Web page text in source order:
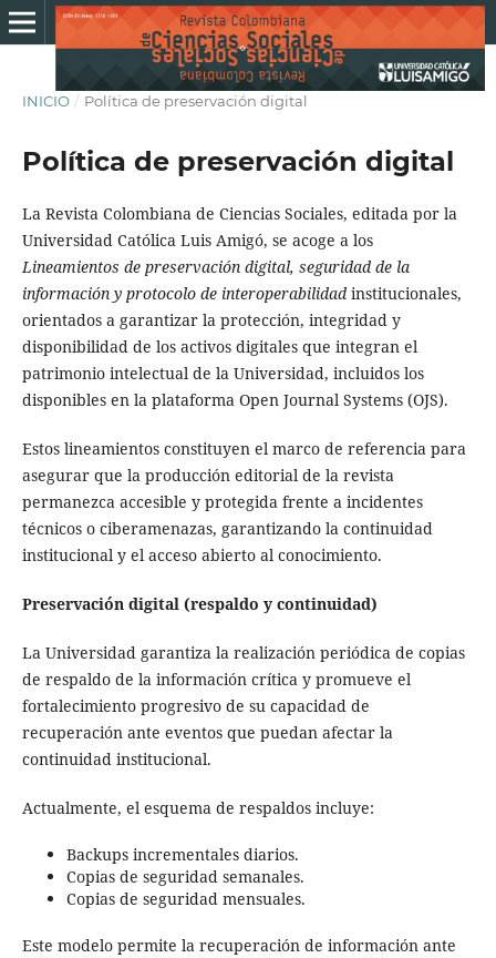
INICIO / Política de preservación digital
Política de preservación digital
La Revista Colombiana de Ciencias Sociales, editada por la
Universidad Católica Luis Amigó, se acoge a los
Lineamientos de preservación digital, seguridad de la
información y protocolo de interoperabilidadinstitucionales,
orientados a garantizar la protección, integridad y
disponibilidad de los activos digitales que integran el
patrimonio intelectual de la Universidad, incluidos los
disponibles en la plataforma Open Journal Systems (OJS).
Estos lineamientos constituyen el marco de referencia para
asegurar que la producción editorial de la revista
permanezca accesible y protegida frente a incidentes
técnicos o ciberamenazas, garantizando la continuidad
institucional y el acceso abierto al conocimiento.
Preservación digital (respaldo y continuidad)
La Universidad garantiza la realización periódica de copias
de respaldo de la información crítica y promueve el
fortalecimiento progresivo de su capacidad de
recuperación ante eventos que puedan afectar la
continuidad institucional.
Actualmente, el esquema de respaldos incluye:
Backups incrementales diarios.
Copias de seguridad semanales.
Copias de seguridad mensuales.
Este modelo permite la recuperación de información ante